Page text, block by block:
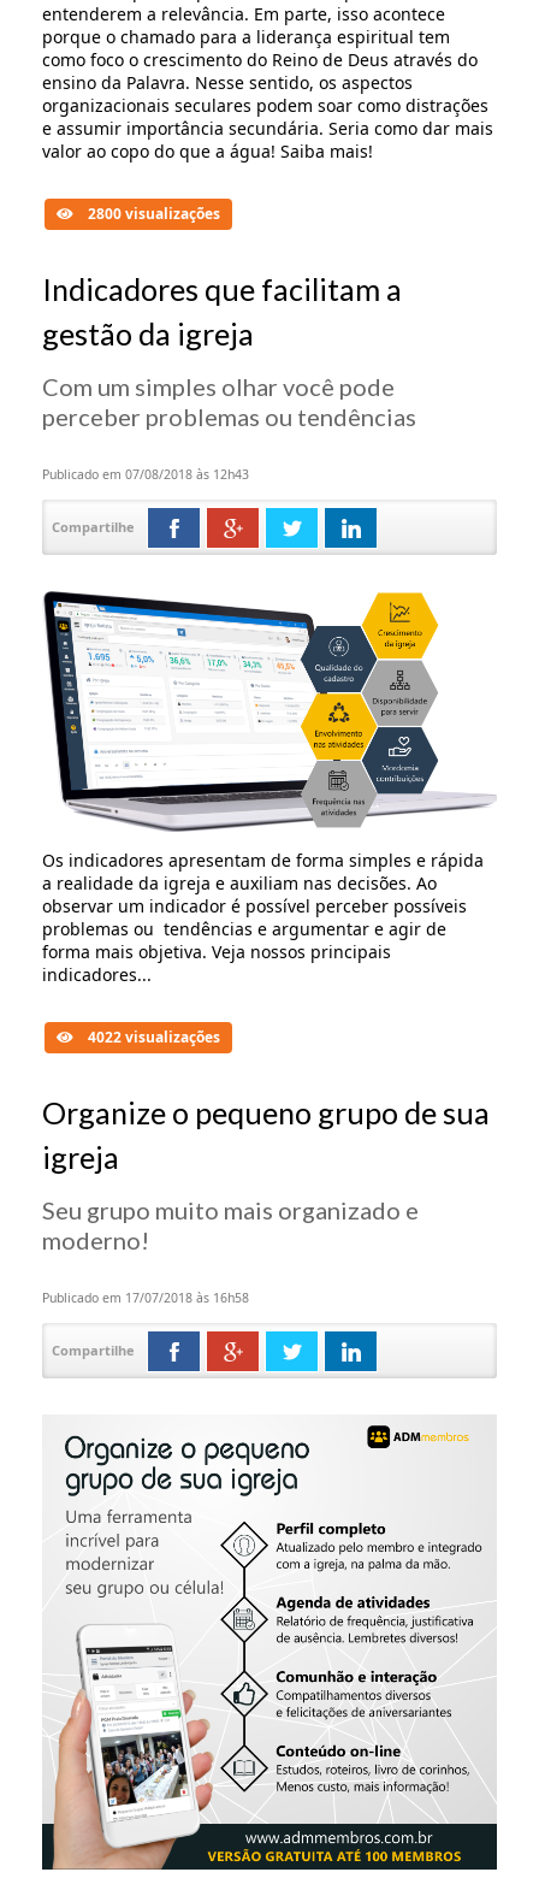
entenderem a relevância. Em parte, isso acontece
porque o chamado para a liderança espiritual tem
como foco o crescimento do Reino de Deus através do
ensino da Palavra. Nesse sentido, os aspectos
organizacionais seculares podem soar como distrações
e assumir importância secundária. Seria como dar mais
valor ao copo do que a água! Saiba mais!
2800 visualizações
Indicadores que facilitam a
gestão da igreja
Com um simples olhar você pode
perceber problemas ou tendências
Publicado em 07/08/2018 às 12h43
Compartilhe
Os indicadores apresentam de forma simples e rápida
a realidade da igreja e auxiliam nas decisões. Ao
observar um indicador é possível perceber possíveis
problemas ou tendências e argumentar e agir de
forma mais objetiva. Veja nossos principais
indicadores...
4022 visualizações
Organize o pequeno grupo de sua
igreja
Seu grupo muito mais organizado e
moderno!
Publicado em 17/07/2018 às 16h58
Compartilhe